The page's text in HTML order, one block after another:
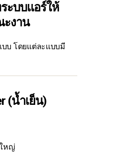
ะบบแอร์ให้
งาน
บ โดยแต่ละแบบมี
(น้ำเย็น)
หญ่